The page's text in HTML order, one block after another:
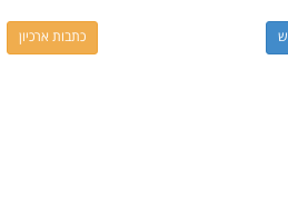
כתבות ארכיון